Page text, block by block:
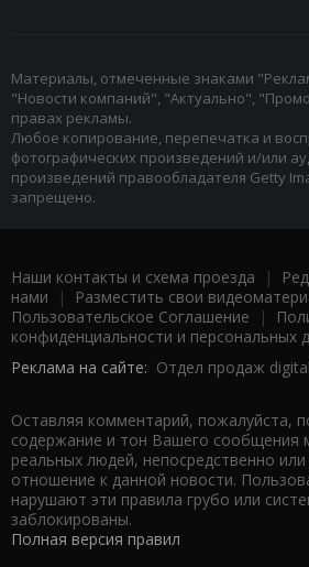
Материалы, отмеченные знаками
"Новости компаний", "Актуально",
правах рекламы.
Любое копирование, перепечатка и
фотографических произведений и/или
произведений правообладателя Getty
запрещено.
Наши контакты и схема проезда |
нами | Разместить свои
Пользовательское Соглашение |
конфиденциальности и персональных
Реклама на сайте: Отдел продаж
Оставляя комментарий, пожалуйста,
содержание и тон Вашего сообщения
реальных людей, непосредственно
отношение к данной новости.
нарушают эти правила грубо или
заблокированы.
Полная версия правил